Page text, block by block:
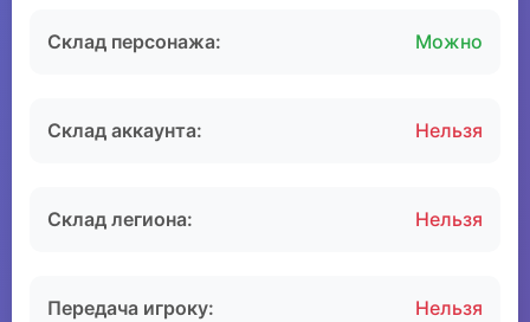
Склад персонажа: Можно
Склад аккаунта: Нельзя
Склад легиона: Нельзя
Передача игроку: Нельзя